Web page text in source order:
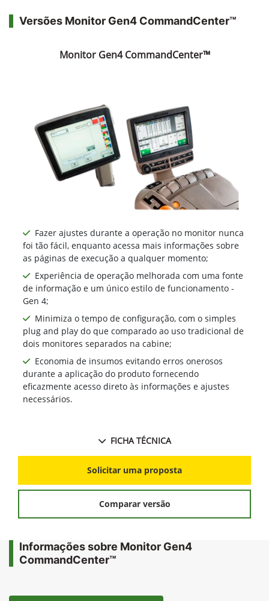
Versões Monitor Gen4 CommandCenter™
Monitor Gen4 CommandCenter™
Fazer ajustes durante a operação no monitor nunca
foi tão fácil, enquanto acessa mais informações sobre
as páginas de execução a qualquer momento;
Experiência de operação melhorada com uma fonte
de informação e um único estilo de funcionamento -
Gen 4;
Minimiza o tempo de configuração, com o simples
plug and play do que comparado ao uso tradicional de
dois monitores separados na cabine;
Economia de insumos evitando erros onerosos
durante a aplicação do produto fornecendo
eficazmente acesso direto às informações e ajustes
necessários.
FICHA TÉCNICA
Solicitar uma proposta
Comparar versão
Informações sobre Monitor Gen4
CommandCenter™